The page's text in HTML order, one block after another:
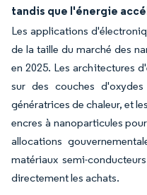
tandis que l'énergie
Les applications
de la taille du marché des
en 2025. Les architectures
sur des couches
génératrices de chaleur, et
encres à nanoparticules
allocations
matériaux semi-
directement les achats.